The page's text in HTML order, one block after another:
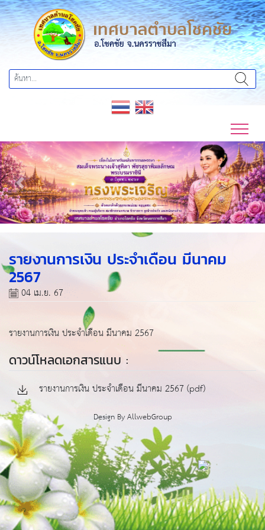
Previous Next
รายงานการเงิน ประจำเดือน มีนาคม
2567
04 เม.ย. 67
รายงานการเงิน ประจำเดือน มีนาคม 2567
ดาวน์โหลดเอกสารแนบ :
รายงานการเงิน ประจำเดือน มีนาคม 2567 (pdf)
Design ByAllwebGroup